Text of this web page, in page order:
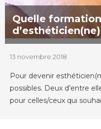
Quelle
13 novembre 2018
Pour devenir
possibles. Deux d’entre
pour celles/ceux qui